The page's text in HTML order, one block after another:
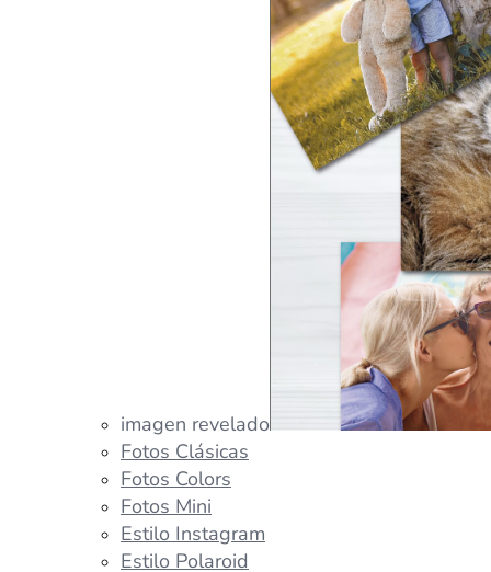
imagen revelado
Fotos Clásicas
Fotos Colors
Fotos Mini
Estilo Instagram
Estilo Polaroid